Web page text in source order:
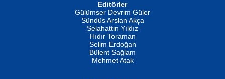
İSMAİL OKUTAN
Erkeklerin Kahrolması Ne Demektir
Evvel Zaman Tanrıçası...
Editörler
Gülümser Devrim Güler
Sündüs Arslan Akça
Selahattin Yıldız
Hıdır Toraman
Selim Erdoğan
Bülent Sağlam
Mehmet Atak